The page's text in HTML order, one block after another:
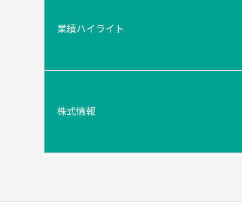
業績ハイライト
株式情報